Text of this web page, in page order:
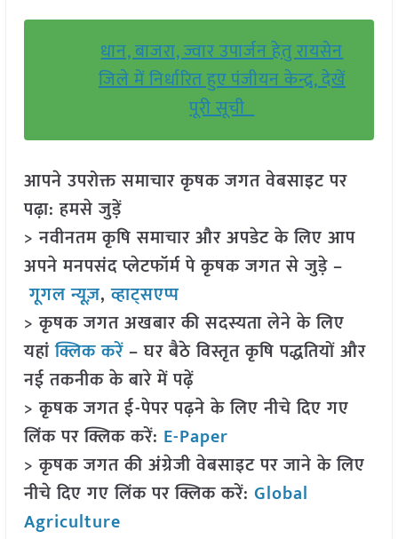
धान, बाजरा, ज्वार उपार्जन हेतु रायसेन
जिले में निर्धारित हुए पंजीयन केन्द्र, देखें
पूरी सूची
आपने उपरोक्त समाचार कृषक जगत वेबसाइट पर
पढ़ा: हमसे जुड़ें
> नवीनतम कृषि समाचार और अपडेट के लिए आप
अपने मनपसंद प्लेटफॉर्म पे कृषक जगत से जुड़े –
गूगल न्यूज़,व्हाट्सएप्प
> कृषक जगत अखबार की सदस्यता लेने के लिए
यहांक्लिक करें– घर बैठे विस्तृत कृषि पद्धतियों और
नई तकनीक के बारे में पढ़ें
> कृषक जगत ई-पेपर पढ़ने के लिए नीचे दिए गए
लिंक पर क्लिक करें: E-Paper
> कृषक जगत की अंग्रेजी वेबसाइट पर जाने के लिए
नीचे दिए गए लिंक पर क्लिक करें: Global
Agriculture